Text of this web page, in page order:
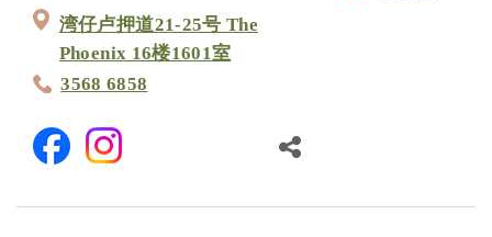
湾仔卢押道21-25号 The
Phoenix 16楼1601室
3568 6858